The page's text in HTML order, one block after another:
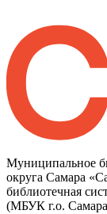
Муниципальное
округа Самара
библиотечная
(МБУК г.о.